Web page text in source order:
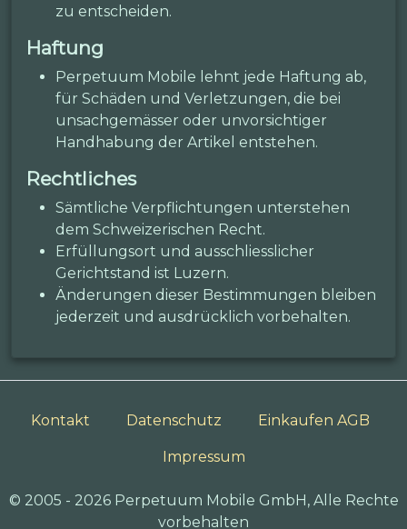
zu entscheiden.
Haftung
Perpetuum Mobile lehnt jede Haftung ab,
für Schäden und Verletzungen, die bei
unsachgemässer oder unvorsichtiger
Handhabung der Artikel entstehen.
Rechtliches
Sämtliche Verpflichtungen unterstehen
dem Schweizerischen Recht.
Erfüllungsort und ausschliesslicher
Gerichtstand ist Luzern.
Änderungen dieser Bestimmungen bleiben
jederzeit und ausdrücklich vorbehalten.
Kontakt Datenschutz Einkaufen AGB
Impressum
© 2005 - 2026 Perpetuum Mobile GmbH, Alle Rechte
vorbehalten